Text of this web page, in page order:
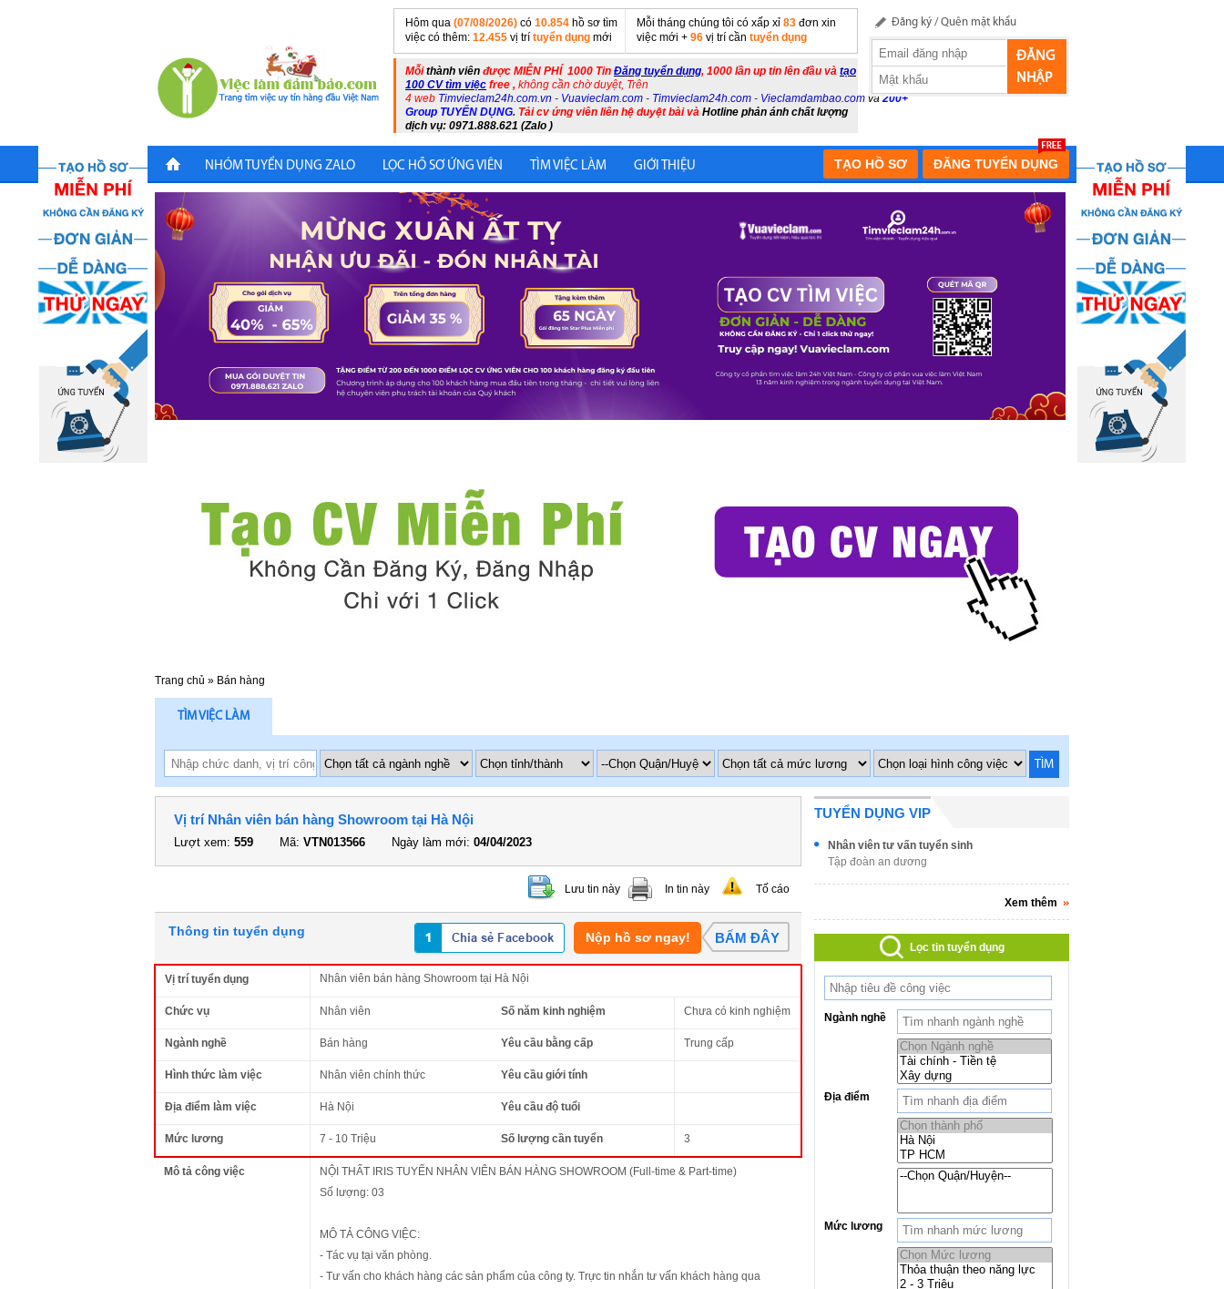
Hôm qua (07/08/2026) có 10.854 hồ sơ tìm
việc có thêm: 12.455 vị trí tuyển dụng mới
Mỗi tháng chúng tôi có xấp xỉ 83 đơn xin
việc mới + 96 vị trí cần tuyển dụng
Mỗithành viên được MIỄN PHÍ 1000 Tin Đăng tuyển dụng, 1000 lần up tin lên đầu và tạo
100 CV tìm việc free , không cần chờ duyệt, Trên
4 web Timvieclam24h.com.vn - Vuavieclam.com - Timvieclam24h.com - Vieclamdambao.com và 200+
Group TUYỂN DỤNG. Tải cv ứng viên liên hệ duyệt bài và Hotline phản ánh chất lượng
dịch vụ: 0971.888.621 (Zalo )
Đăng ký /Quên mật khẩu
ĐĂNG
NHẬP
NHÓM TUYỂN DỤNG ZALO LỌC HỒ SƠ ỨNG VIÊN TÌM VIỆC LÀM GIỚI THIỆU ĐĂNG TUYỂN DỤNG
TẠO HỒ SƠ
Trang chủ » Bán hàng
TÌM VIỆC LÀM
TÌM
Vị trí Nhân viên bán hàng Showroom tại Hà Nội
Lượt xem: 559 Mã: VTN013566 Ngày làm mới: 04/04/2023
Lưu tin này In tin này Tố cáo
Thông tin tuyển dụng Nộp hồ sơ ngay! BẤM ĐÂY
Vị trí tuyển dụng Nhân viên bán hàng Showroom tại Hà Nội
Chức vụ Nhân viên Số năm kinh nghiệm Chưa có kinh nghiệm
Ngành nghề Bán hàng Yêu cầu bằng cấp Trung cấp
Hình thức làm việc Nhân viên chính thức Yêu cầu giới tính
Địa điểm làm việc Hà Nội Yêu cầu độ tuổi
Mức lương 7 - 10 Triệu Số lượng cần tuyển 3
Mô tả công việc
NỘI THẤT IRIS TUYỂN NHÂN VIÊN BÁN HÀNG SHOWROOM (Full-time & Part-time)
Số lượng: 03
MÔ TẢ CÔNG VIỆC:
- Tác vụ tại văn phòng.
- Tư vấn cho khách hàng các sản phẩm của công ty. Trực tin nhắn tư vấn khách hàng qua
TUYỂN DỤNG VIP
Nhân viên tư vấn tuyển sinh
Tập đoàn an dương
Xem thêm
Lọc tin tuyển dụng
Ngành nghề
Địa điểm
Mức lương